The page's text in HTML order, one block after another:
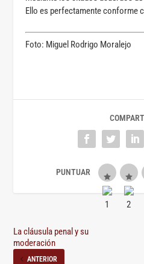
Ello es perfectamente conforme
Foto: Miguel Rodrigo Moralejo
La cláusula penal y su
moderación
ANTERIOR